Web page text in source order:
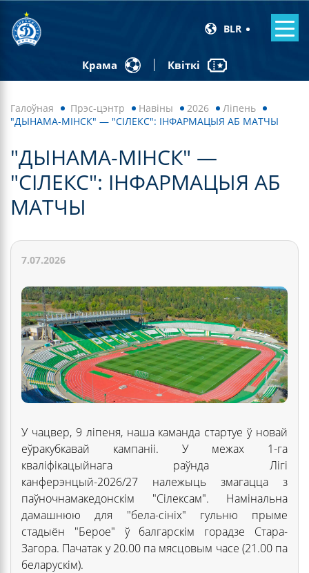
BLR
Крама Квіткі
Галоўная Прэс-цэнтр Навiны 2026
Ліпень
"ДЫНАМА-МІНСК" — "СІЛЕКС": ІНФАРМАЦЫЯ АБ МАТЧЫ
"ДЫНАМА-МІНСК" —
"СІЛЕКС": ІНФАРМАЦЫЯ АБ
МАТЧЫ
7.07.2026
У чацвер, 9 ліпеня, наша каманда стартуе ў новай
еўракубкавай кампаніі. У межах 1-га
кваліфікацыйнага раўнда Лігі
канферэнцый-2026/27 належыць змагацца з
паўночнамакедонскім "Сілексам". Намінальна
дамашнюю для "бела-сініх" гульню прыме
стадыён "Берое" ў балгарскім горадзе Стара-
Загора. Пачатак у 20.00 па мясцовым часе (21.00 па
беларускім).